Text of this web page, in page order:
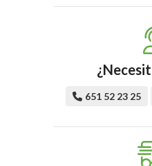
651 52 23 25